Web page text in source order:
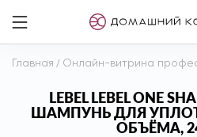
Главная / Онлайн-витрина
LEBEL LEBEL ONE
ШАМПУНЬ ДЛЯ
ОБЪЁМА,